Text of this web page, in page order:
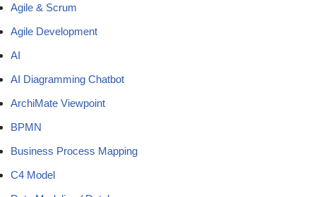
Agile & Scrum
Agile Development
AI
AI Diagramming Chatbot
ArchiMate Viewpoint
BPMN
Business Process Mapping
C4 Model